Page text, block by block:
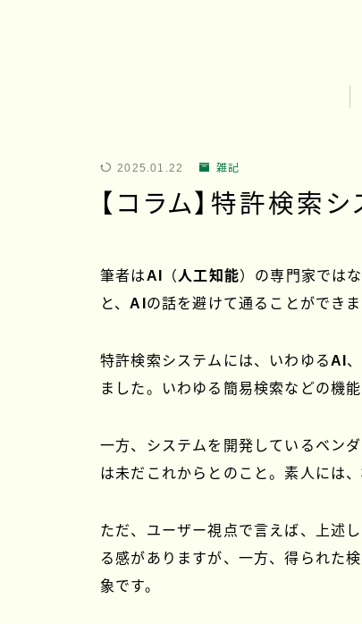
2025.01.22 雑記
【コラム】特許検索
筆者はAI （ 人工知能）の専門家では
と、AI の話を避けて通ることができま
特許検索システムには、いわゆるAI
ました。いわゆる簡易検索などの機
一方、システムを開発しているベンダ
は未だこれからとのこと。素人には、
ただ、ユーザー視点で言えば、上述
る感がありますが、一方、得られた
象です。